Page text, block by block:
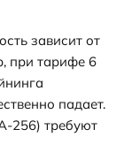
зависит от
при тарифе 6
падает.
256) требуют